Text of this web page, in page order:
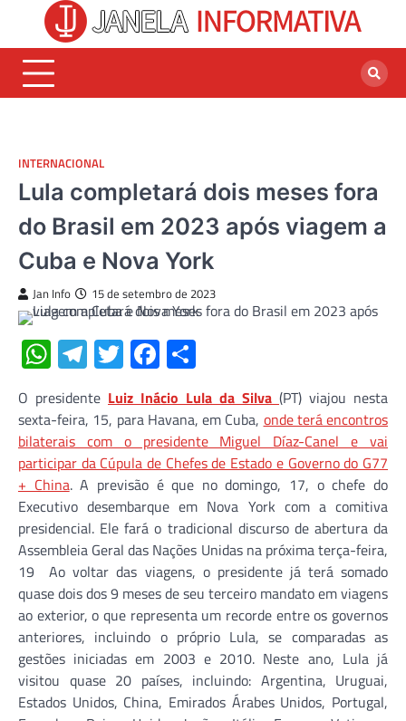
content
INTERNACIONAL
Lula completará dois meses fora
do Brasil em 2023 após viagem a
Cuba e Nova York
Jan Info 15 de setembro de 2023
WhatsApp
Telegram
TwitterFacebook
O presidente Luiz Inácio Lula da Silva (PT) viajou nesta
sexta-feira, 15, para Havana, em Cuba, onde terá encontros
bilaterais com o presidente Miguel Díaz-Canel e vai
participar da Cúpula de Chefes de Estado e Governo do G77
+ China. A previsão é que no domingo, 17, o chefe do
Executivo desembarque em Nova York com a comitiva
presidencial. Ele fará o tradicional discurso de abertura da
Assembleia Geral das Nações Unidas na próxima terça-feira,
19 Ao voltar das viagens, o presidente já terá somado
quase dois dos 9 meses de seu terceiro mandato em viagens
ao exterior, o que representa um recorde entre os governos
anteriores, incluindo o próprio Lula, se comparadas as
gestões iniciadas em 2003 e 2010. Neste ano, Lula já
visitou quase 20 países, incluindo: Argentina, Uruguai,
Estados Unidos, China, Emirados Árabes Unidos, Portugal,